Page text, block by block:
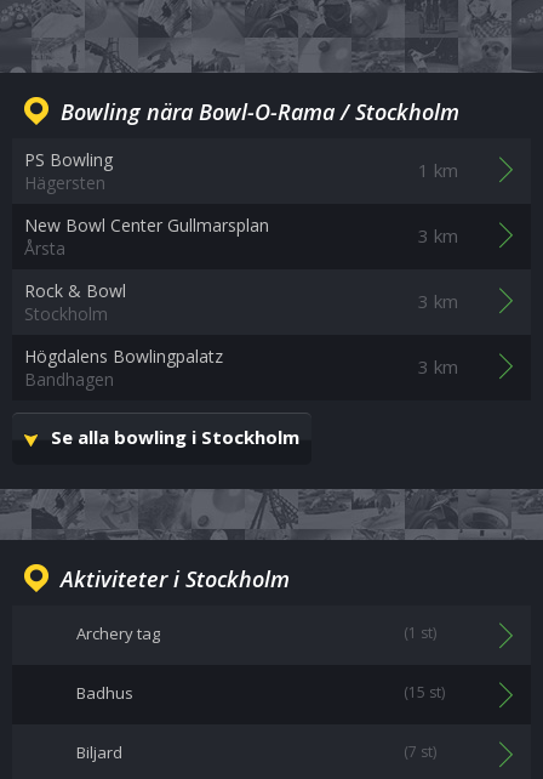
Bowling nära Bowl-O-Rama / Stockholm
PS Bowling
Hägersten
1 km
New Bowl Center Gullmarsplan
Årsta
3 km
Rock & Bowl
Stockholm
3 km
Högdalens Bowlingpalatz
Bandhagen
3 km
Se alla bowling i Stockholm
Aktiviteter i Stockholm
Archery tag (1 st)
Badhus (15 st)
Biljard (7 st)